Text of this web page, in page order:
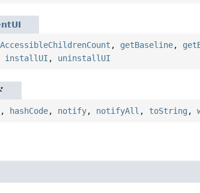
, getBaseline,
installUI , uninstallUI
, hashCode, notify, notifyAll , toString ,